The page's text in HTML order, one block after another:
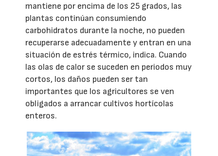
mantiene por encima de los 25 grados, las
plantas continúan consumiendo
carbohidratos durante la noche, no pueden
recuperarse adecuadamente y entran en una
situación de estrés térmico, indica. Cuando
las olas de calor se suceden en periodos muy
cortos, los daños pueden ser tan
importantes que los agricultores se ven
obligados a arrancar cultivos hortícolas
enteros.